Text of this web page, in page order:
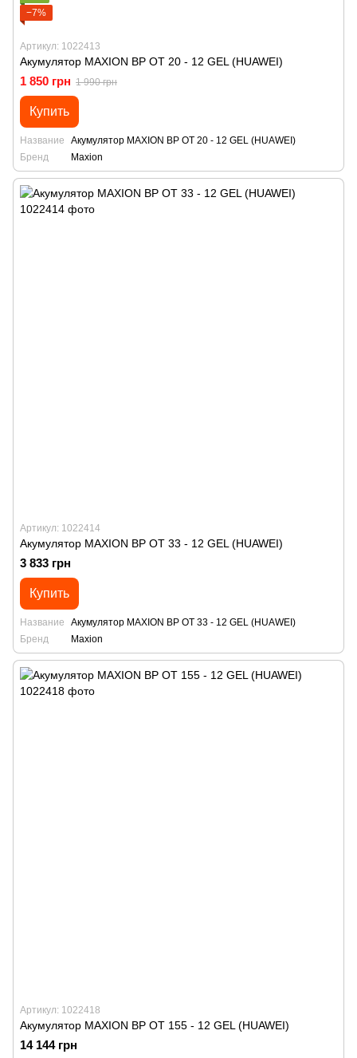
−7%
Артикул: 1022413
Акумулятор MAXION BP OT 20 - 12 GEL (HUAWEI)
1 850 грн 1 990 грн
Купить
Название
Акумулятор MAXION BP OT 20 - 12 GEL (HUAWEI)
Бренд
Maxion
Артикул: 1022414
Акумулятор MAXION BP OT 33 - 12 GEL (HUAWEI)
3 833 грн
Купить
Название
Акумулятор MAXION BP OT 33 - 12 GEL (HUAWEI)
Бренд
Maxion
Артикул: 1022418
Акумулятор MAXION BP OT 155 - 12 GEL (HUAWEI)
14 144 грн